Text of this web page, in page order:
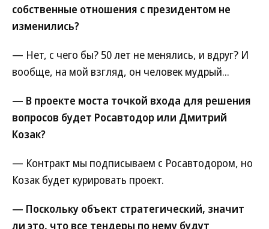
собственные отношения с президентом не
изменились?
— Нет, с чего бы? 50 лет не менялись, и вдруг? И
вообще, на мой взгляд, он человек мудрый...
— В проекте моста точкой входа для решения
вопросов будет Росавтодор или Дмитрий
Козак?
— Контракт мы подписываем с Росавтодором, но
Козак будет курировать проект.
— Поскольку объект стратегический, значит
ли это, что все тендеры по нему будут